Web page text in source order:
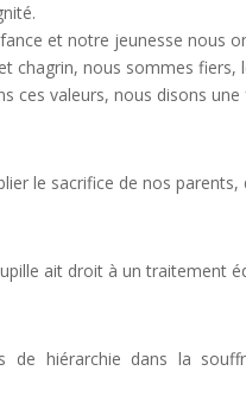
et notre jeunesse nous
chagrin, nous sommes fiers,
ces valeurs, nous disons
le sacrifice de nos parents,
ait droit à un traitement
de hiérarchie dans la